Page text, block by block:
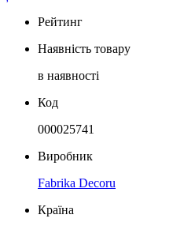
Рейтинг
Наявність товару
в наявності
Код
000025741
Виробник
Fabrika Decoru
Країна